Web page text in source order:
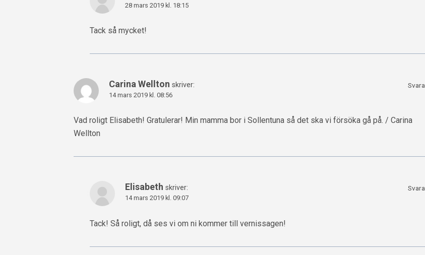
28 mars 2019 kl. 18:15
Tack så mycket!
Carina Wellton skriver:
14 mars 2019 kl. 08:56
Vad roligt Elisabeth! Gratulerar! Min mamma bor i Sollentuna så det ska vi försöka gå på. / Carina
Wellton
Svara
Elisabeth skriver:
14 mars 2019 kl. 09:07
Tack! Så roligt, då ses vi om ni kommer till vernissagen!
Svara